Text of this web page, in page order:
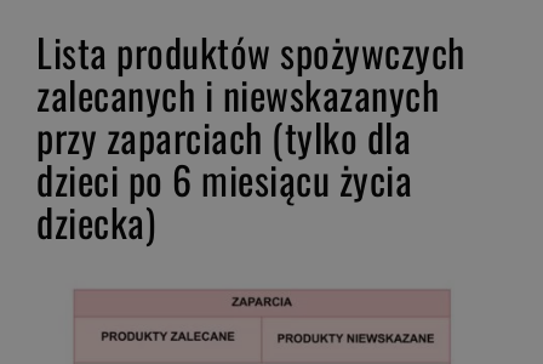
Lista produktów spożywczych
zalecanych i niewskazanych
przy zaparciach (tylko dla
dzieci po 6 miesiącu życia
dziecka)